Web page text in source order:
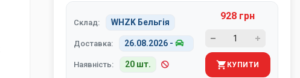
Склад: WHZK Бельгія
Доставка: 26.08.2026 -
Наявність: 20 шт.
928 грн
КУПИТИ